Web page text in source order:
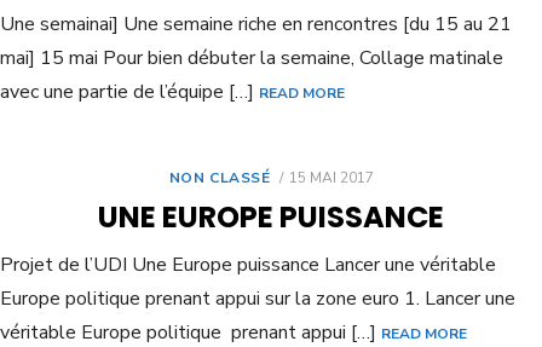
Une semainai] Une semaine riche en rencontres [du 15 au 21
mai] 15 mai Pour bien débuter la semaine, Collage matinale
avec une partie de l’équipe […] READ MORE
NON CLASSÉ 15 MAI 2017
UNE EUROPE PUISSANCE
Projet de l’UDI Une Europe puissance Lancer une véritable
Europe politique prenant appui sur la zone euro 1. Lancer une
véritable Europe politique prenant appui […] READ MORE